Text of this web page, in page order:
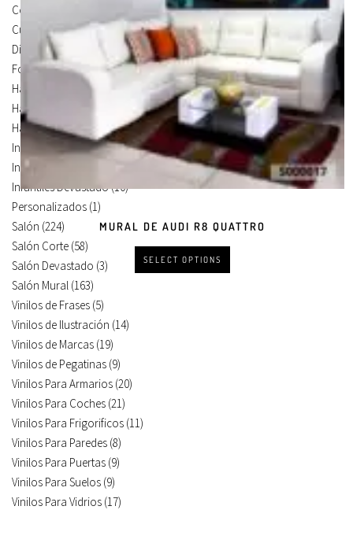
MURAL DE AUDI R8 QUATTRO
SELECT OPTIONS
Cocina
Cuadros en Vinilos(105)
Diseños en Vinilo
(8)
Foto Lienzo(51)
Habitación
Habitación Corte
Habitación Devastado(1)
Infantiles(75)
Infantiles Corte
Infantiles Devastado(10)
Personalizados (1)
Salón (224)
Salón Corte (58)
Salón Devastado (3)
Salón Mural (163)
Vinilos de Frases (5)
Vinilos de Ilustración (14)
Vinilos de Marcas (19)
Vinilos de Pegatinas (9)
Vinilos Para Armarios (20)
Vinilos Para Coches (21)
Vinilos Para Frigorificos (11)
Vinilos Para Paredes (8)
Vinilos Para Puertas (9)
Vinilos Para Suelos (9)
Vinilos Para Vidrios (17)